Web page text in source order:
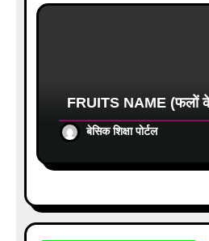
FRUITS NAME (फलों
बेसिक शिक्षा पोर्टल